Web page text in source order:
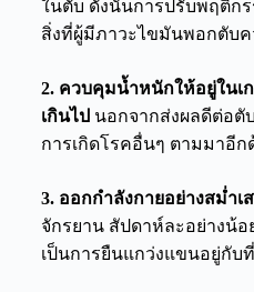
ในตับ ดังนั้นการปรับพฤติก
สิ่งที่ผู้มีภาวะไขมันพอกตับค
2. ควบคุมน้ำหนักให้อยู่ใน
เกินไป นอกจากส่งผลดีต่อตั
การเกิดโรคอื่นๆ ตามมาอีก
3. ออกกำลังกายอย่างสม่ำเ
จักรยาน สัปดาห์ละอย่างน้อ
เป็นการยืนแกว่งแขนอยู่กับ